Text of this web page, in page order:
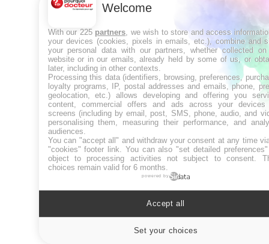
Welcome
With our 225 partners , we wish to store and access
your devices (cookies, pixels in emails, etc.), combine and
your personal data with our partners, whether collected
website or in our emails, already held by some of us, or
later, including in other contexts.
Processing this data (identifiers, browsing, preferences,
loyalty programs, IP, postal addresses and emails, phone,
geolocation, etc.) allows developing and offering you
content, commercial offers and ads across your devices
screens (including by email, post, SMS, phone, audio, and
personalising them, measuring their performance, and
audiences.
You can "accept all" and withdraw your consent at any time
"cookies" footer link . You can also "set detailed
object to processing activities not subject to consent.
choices remain valid for 6 months.
powered by
Set your choices
Accept all